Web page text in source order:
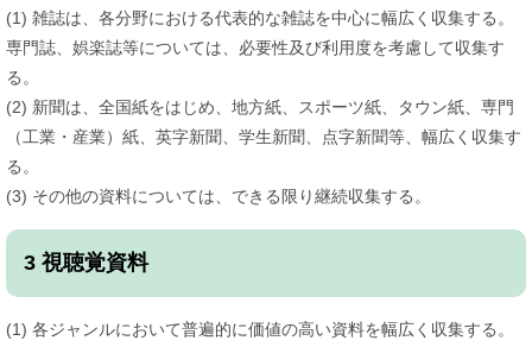
(1) 雑誌は、各分野における代表的な雑誌を中心に幅広く収集する。
専門誌、娯楽誌等については、必要性及び利用度を考慮して収集す
る。
(2) 新聞は、全国紙をはじめ、地方紙、スポーツ紙、タウン紙、専門
（工業・産業）紙、英字新聞、学生新聞、点字新聞等、幅広く収集す
る。
(3) その他の資料については、できる限り継続収集する。
3 視聴覚資料
(1) 各ジャンルにおいて普遍的に価値の高い資料を幅広く収集する。